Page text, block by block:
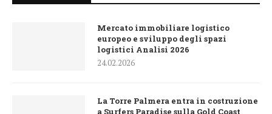
Mercato immobiliare logistico
europeo e sviluppo degli spazi
logistici Analisi 2026
24.02.2026
La Torre Palmera entra in costruzione
a Surfers Paradise sulla Gold Coast